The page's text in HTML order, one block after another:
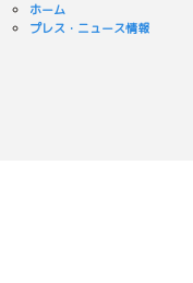
ホーム
プレス・ニュース情報